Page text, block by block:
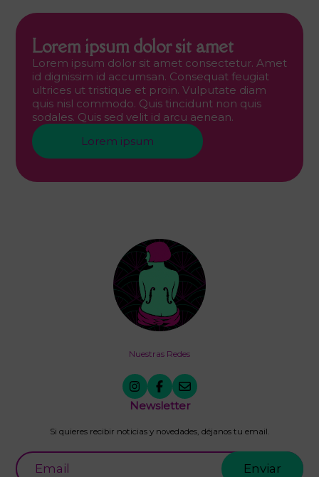
Lorem ipsum dolor sit amet
Lorem ipsum dolor sit amet consectetur. Amet
id dignissim id accumsan. Consequat feugiat
ultrices ut tristique et proin. Vulputate diam
quis nisl commodo. Quis tincidunt non quis
sodales. Quis sed velit id arcu aenean.
Lorem ipsum
Nuestras Redes
Newsletter
Si quieres recibir noticias y novedades, déjanos tu email.